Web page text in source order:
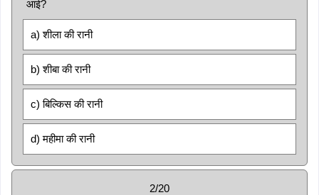
आई?
a) शीला की रानी
b) शीबा की रानी
c) बिल्किस की रानी
d) महीमा की रानी
2/20